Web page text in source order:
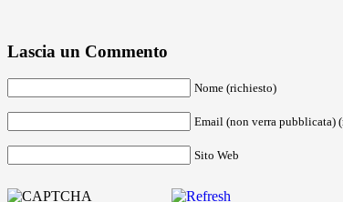
Lascia un Commento
Nome (richiesto)
Email (non verra pubblicata)
Sito Web